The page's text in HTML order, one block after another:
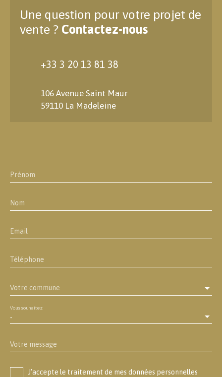
Une question pour votre projet de
vente ? Contactez-nous
+33 3 20 13 81 38
106 Avenue Saint Maur
59110 La Madeleine
Prénom
Nom
Email
Téléphone
Votre commune
-
Vous souhaitez
Votre message
J'accepte le traitement de mes données personnelles